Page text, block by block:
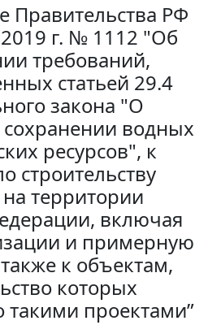
Правительства РФ
2019 г. № 1112 "Об
требований,
статьей 29.4
закона "О
водных
ресурсов", к
строительству
территории
включая
и примерную
к объектам,
которых
такими проектами”